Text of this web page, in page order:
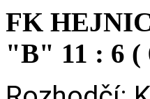
FK
"B" 11 : 6 (